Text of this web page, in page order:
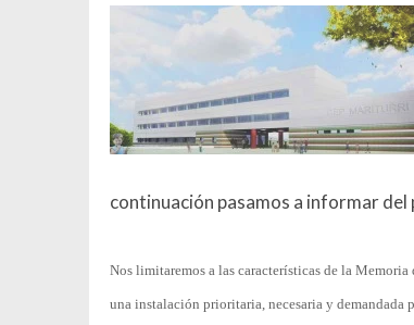
continuación pasamos a informar del
Nos limitaremos a las características de la Memoria
una instalación prioritaria, necesaria y demandada